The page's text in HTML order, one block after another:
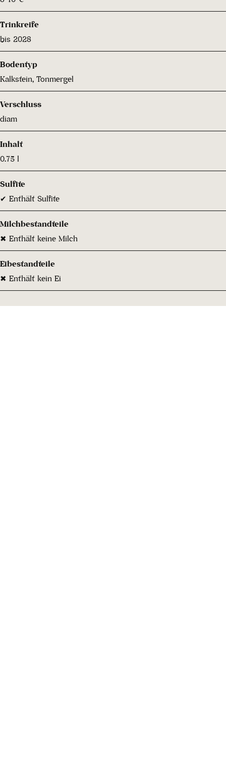
Trinkreife
bis 2028
Bodentyp
Kalkstein, Tonmergel
Verschluss
diam
Inhalt
0.75 l
Sulfite
✔ Enthält Sulfite
Milchbestandteile
✖ Enthält keine Milch
Eibestandteile
✖ Enthält kein Ei